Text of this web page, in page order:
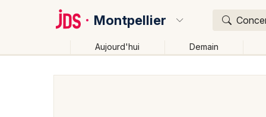
Montpellier
Aujourd'hui Demain